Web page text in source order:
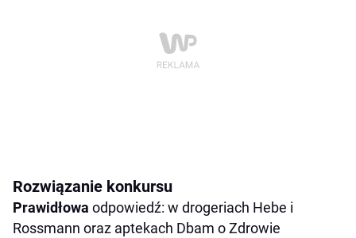
Rozwiązanie konkursu
Prawidłowa odpowiedź: w drogeriach Hebe i
Rossmann oraz aptekach Dbam o Zdrowie